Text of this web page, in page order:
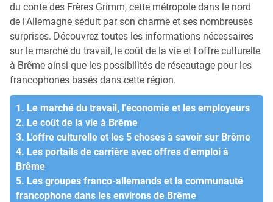
du conte des Frères Grimm, cette métropole dans le nord
de l'Allemagne séduit par son charme et ses nombreuses
surprises. Découvrez toutes les informations nécessaires
sur le marché du travail, le coût de la vie et l'offre culturelle
à Brême ainsi que les possibilités de réseautage pour les
francophones basés dans cette région.
1. Le marché du travail, l'économie et les employeurs
2. Le coût de la vie à Brême
3. L'offre culturelle et les 5 choses à savoir sur Brême
4. Les portails de carrière avec offres d'emploi à
Brême
5. Les groupes franco-allemands et la communauté
francophone dans les environs de Brême